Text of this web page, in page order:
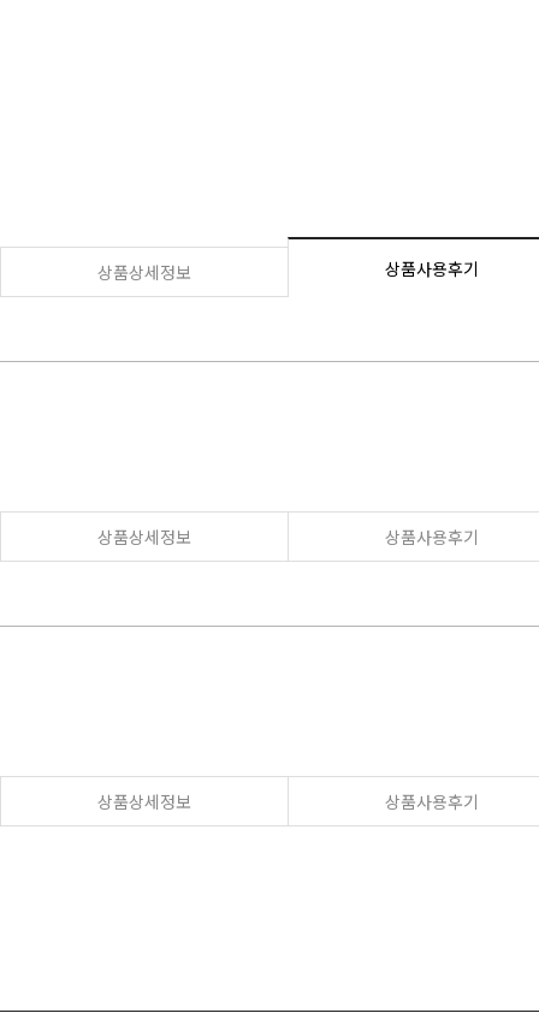
상품상세정보 상품사용후기
상품상세정보 상품사용후기
상품상세정보 상품사용후기